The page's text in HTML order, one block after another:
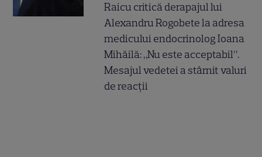
Raicu critică derapajul lui
Alexandru Rogobete la adresa
medicului endocrinolog Ioana
Mihăilă: „Nu este acceptabil”.
Mesajul vedetei a stârnit valuri
de reacții